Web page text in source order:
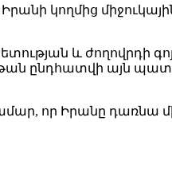
կողմից
և ժողովրդի
ընդհատվի այն
որ Իրանը դառնա